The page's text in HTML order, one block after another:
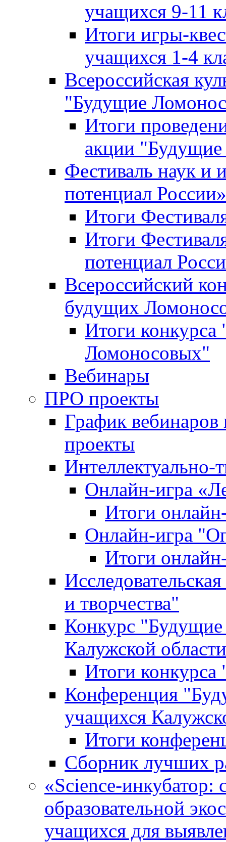
учащихся 9-11
Итоги игры-
учащихся 1-4
Всероссийская
"Будущие
Итоги
акции
Фестиваль наук и
потенциал России»
Итоги
Итоги
потенциал
Всероссийский
будущих
Итоги
Ломоносовых"
Вебинары
ПРО проекты
График
проекты
Интеллектуально-
Онлайн-игра
Итоги
Онлайн-игра
Итоги
и творчества"
Конкурс
Калужской области
Итоги
Конференция
учащихся
Итоги
Сборник лучших
«Science-инкубатор:
образовательной
учащихся для